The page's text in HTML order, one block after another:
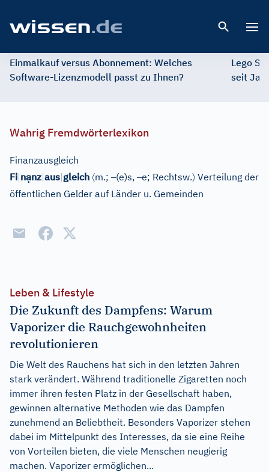
Einmalkauf versus Abonnement: Welches
Software-Lizenzmodell passt zu Ihnen?
Lego
seit
Wahrig Fremdwörterlexikon
Finanzausgleich
Fi|nạnz|aus|gleich 〈m.;–(e)s,–e; Rechtsw.〉 Verteilung der
öffentlichen Gelder auf Länder u. Gemeinden
Leben & Lifestyle
Die Zukunft des Dampfens: Warum
Vaporizer die Rauchgewohnheiten
revolutionieren
Die Welt des Rauchens hat sich in den letzten Jahren
stark verändert. Während traditionelle Zigaretten noch
immer ihren festen Platz in der Gesellschaft haben,
gewinnen alternative Methoden wie das Dampfen
zunehmend an Beliebtheit. Besonders Vaporizer stehen
dabei im Mittelpunkt des Interesses, da sie eine Reihe
von Vorteilen bieten, die viele Menschen neugierig
machen. Vaporizer ermöglichen...